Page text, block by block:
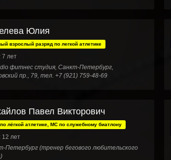
Юлия
взрослый разряд по легкой атлетике
7 лет
фитнес студия, Санкт-Петербург,
пр., 79, тел. +7 (921) 759-48-69
Павел Викторович
лёгкой атлетике, МС по служебному биатлону
12 лет
Петербург (тренер бегового любительского